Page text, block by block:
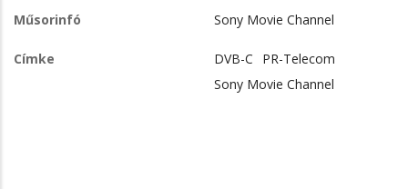
Műsorinfó Sony Movie Channel
Címke DVB-C
PR-Telecom
Sony Movie Channel